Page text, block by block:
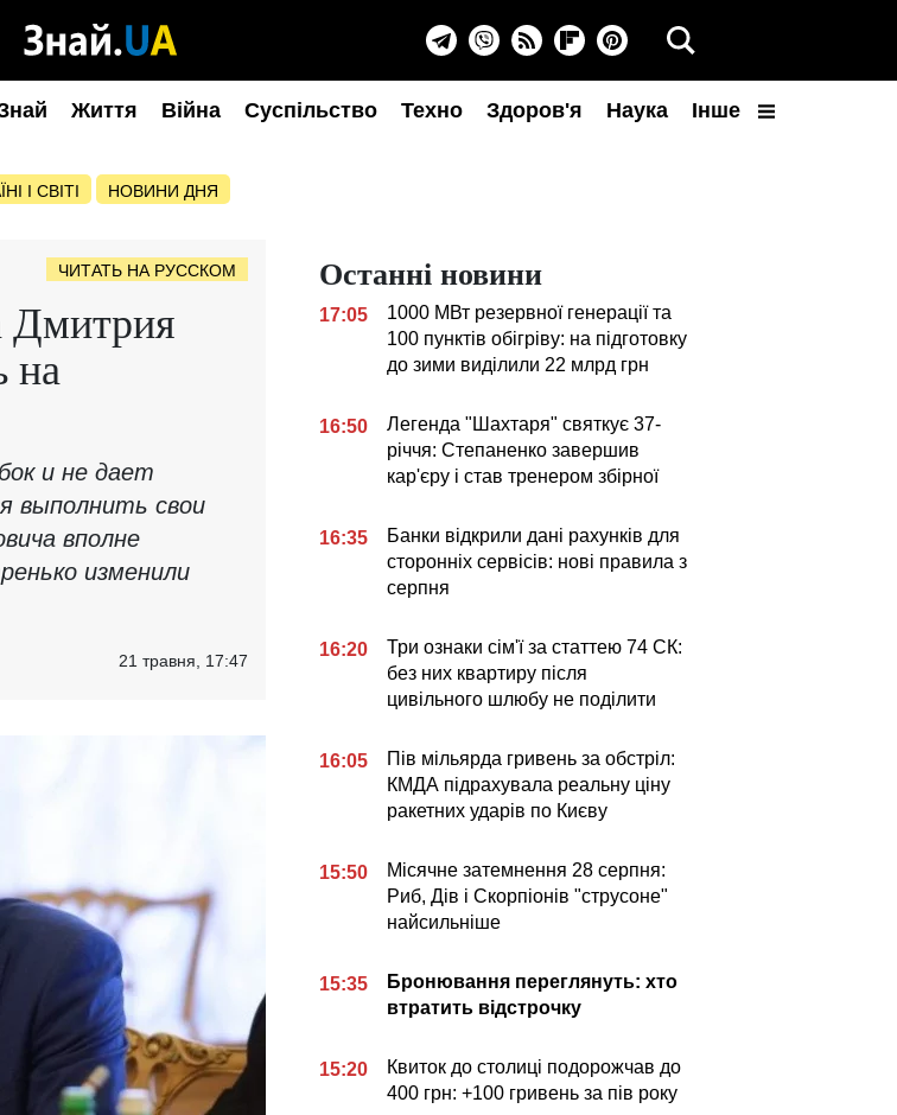
Життя Війна Суспільство Техно Здоров'я Наука Інше
І СВІТІ НОВИНИ ДНЯ
ЧИТАТЬ НА РУССКОМ
Дмитрия
на
и не дает
выполнить свои
вполне
изменили
21 травня, 17:47
Останні новини
17:05
1000 МВт резервної генерації та
100 пунктів обігріву: на підготовку
до зими виділили 22 млрд грн
16:50
Легенда "Шахтаря" святкує 37-
річчя: Степаненко завершив
кар'єру і став тренером збірної
16:35
Банки відкрили дані рахунків для
сторонніх сервісів: нові правила з
серпня
16:20
Три ознаки сім'ї за статтею 74 СК:
без них квартиру після
цивільного шлюбу не поділити
16:05
Пів мільярда гривень за обстріл:
КМДА підрахувала реальну ціну
ракетних ударів по Києву
15:50
Місячне затемнення 28 серпня:
Риб, Дів і Скорпіонів "струсоне"
найсильніше
15:35
Бронювання переглянуть: хто
втратить відстрочку
15:20
Квиток до столиці подорожчав до
400 грн: +100 гривень за пів року